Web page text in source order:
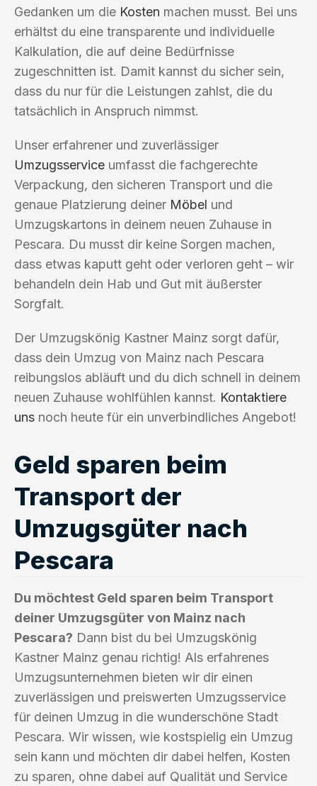
Gedanken um die Kosten machen musst. Bei uns
erhältst du eine transparente und individuelle
Kalkulation, die auf deine Bedürfnisse
zugeschnitten ist. Damit kannst du sicher sein,
dass du nur für die Leistungen zahlst, die du
tatsächlich in Anspruch nimmst.
Unser erfahrener und zuverlässiger
Umzugsservice umfasst die fachgerechte
Verpackung, den sicheren Transport und die
genaue Platzierung deiner Möbel und
Umzugskartons in deinem neuen Zuhause in
Pescara. Du musst dir keine Sorgen machen,
dass etwas kaputt geht oder verloren geht – wir
behandeln dein Hab und Gut mit äußerster
Sorgfalt.
Der Umzugskönig Kastner Mainz sorgt dafür,
dass dein Umzug von Mainz nach Pescara
reibungslos abläuft und du dich schnell in deinem
neuen Zuhause wohlfühlen kannst. Kontaktiere
uns noch heute für ein unverbindliches Angebot!
Geld sparen beim
Transport der
Umzugsgüter nach
Pescara
Du möchtest Geld sparen beim Transport
deiner Umzugsgüter von Mainz nach
Pescara? Dann bist du bei Umzugskönig
Kastner Mainz genau richtig! Als erfahrenes
Umzugsunternehmen bieten wir dir einen
zuverlässigen und preiswerten Umzugsservice
für deinen Umzug in die wunderschöne Stadt
Pescara. Wir wissen, wie kostspielig ein Umzug
sein kann und möchten dir dabei helfen, Kosten
zu sparen, ohne dabei auf Qualität und Service